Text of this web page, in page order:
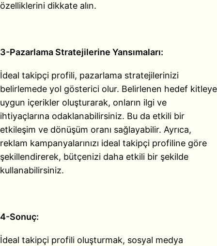
özelliklerini dikkate alın.
3-Pazarlama Stratejilerine Yansımaları:
İdeal takipçi profili, pazarlama stratejilerinizi
belirlemede yol gösterici olur. Belirlenen hedef kitleye
uygun içerikler oluşturarak, onların ilgi ve
ihtiyaçlarına odaklanabilirsiniz. Bu da etkili bir
etkileşim ve dönüşüm oranı sağlayabilir. Ayrıca,
reklam kampanyalarınızı ideal takipçi profiline göre
şekillendirerek, bütçenizi daha etkili bir şekilde
kullanabilirsiniz.
4-Sonuç:
İdeal takipçi profili oluşturmak, sosyal medya